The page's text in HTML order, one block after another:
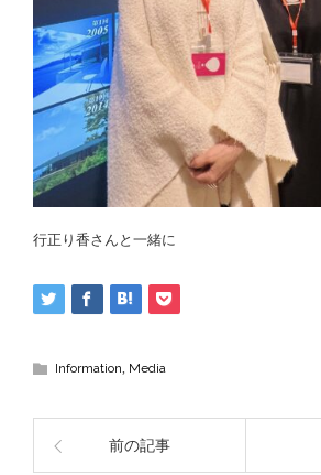
行正り香さんと一緒に
Information Media
前の記事